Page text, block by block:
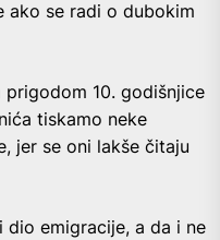
ako se radi o dubokim
10. godišnjice
tiskamo neke
jer se oni lakše čitaju
dio emigracije, a da i ne